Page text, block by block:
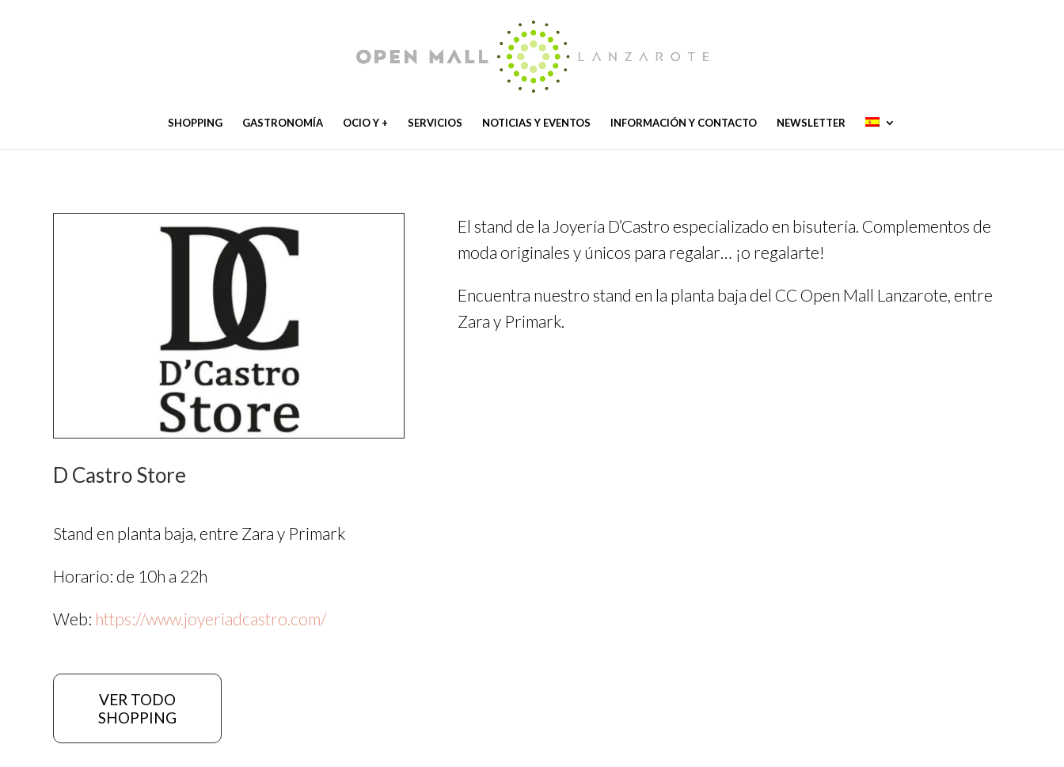
SHOPPING GASTRONOMÍA OCIO Y + SERVICIOS NOTICIAS Y EVENTOS INFORMACIÓN Y CONTACTO NEWSLETTER
D Castro Store
Stand en planta baja, entre Zara y Primark
Horario: de 10h a 22h
Web: https://www.joyeriadcastro.com/
El stand de la Joyería D’Castro especializado en bisutería. Complementos de
moda originales y únicos para regalar… ¡o regalarte!
Encuentra nuestro stand en la planta baja del CC Open Mall Lanzarote, entre
Zara y Primark.
VER TODO
SHOPPING